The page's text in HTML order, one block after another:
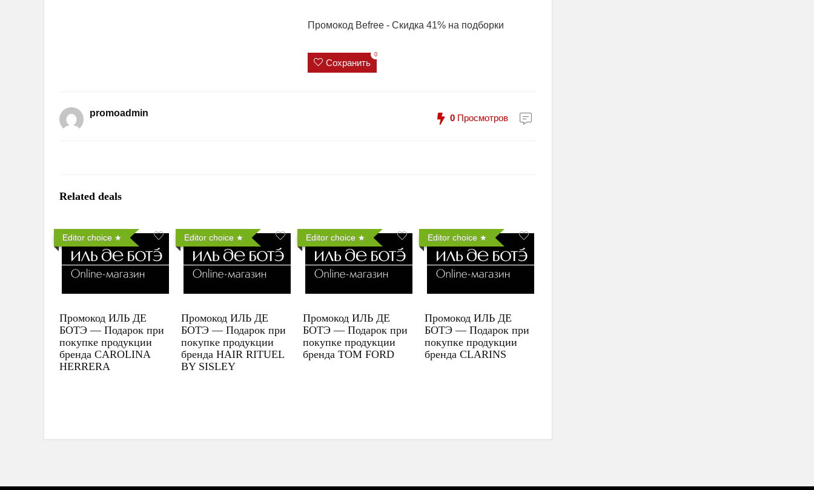
Промокод Befree - Скидка 41% на подборки
Сохранить
0
promoadmin 0 Просмотров
Related deals
Editor choice
Промокод ИЛЬ ДЕ
БОТЭ — Подарок при
покупке продукции
бренда CAROLINA
HERRERA
Editor choice
Промокод ИЛЬ ДЕ
БОТЭ — Подарок при
покупке продукции
бренда HAIR RITUEL
BY SISLEY
Editor choice
Промокод ИЛЬ ДЕ
БОТЭ — Подарок при
покупке продукции
бренда TOM FORD
Editor choice
Промокод ИЛЬ ДЕ
БОТЭ — Подарок при
покупке продукции
бренда CLARINS